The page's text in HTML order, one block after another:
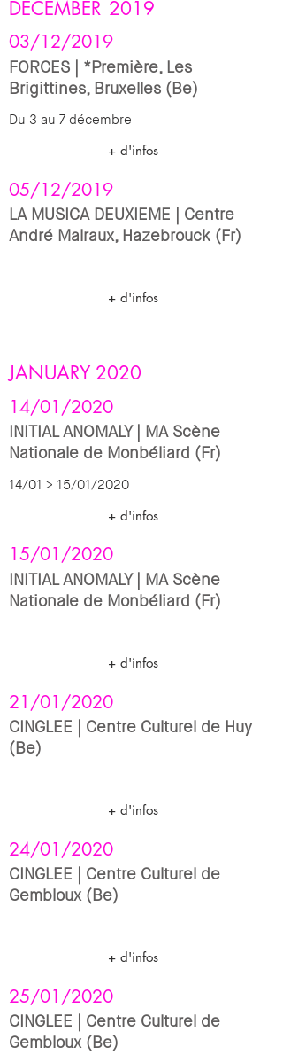
DECEMBER 2019
03/12/2019
FORCES | *Première, Les
Brigittines, Bruxelles (Be)
Du 3 au 7 décembre
+ d'infos
05/12/2019
LA MUSICA DEUXIEME | Centre
André Malraux, Hazebrouck (Fr)
+ d'infos
JANUARY 2020
14/01/2020
INITIAL ANOMALY | MA Scène
Nationale de Monbéliard (Fr)
14/01 > 15/01/2020
+ d'infos
15/01/2020
INITIAL ANOMALY | MA Scène
Nationale de Monbéliard (Fr)
+ d'infos
21/01/2020
CINGLEE | Centre Culturel de Huy
(Be)
+ d'infos
24/01/2020
CINGLEE | Centre Culturel de
Gembloux (Be)
+ d'infos
25/01/2020
CINGLEE | Centre Culturel de
Gembloux (Be)